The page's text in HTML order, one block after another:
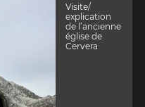
Visite/
explication
de l’ancienne
église de
Cervera